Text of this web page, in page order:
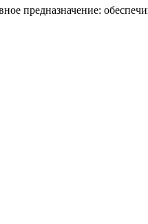
предназначение: